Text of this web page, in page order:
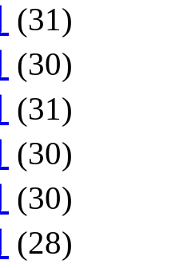
(31)
(30)
(31)
(30)
(30)
(28)